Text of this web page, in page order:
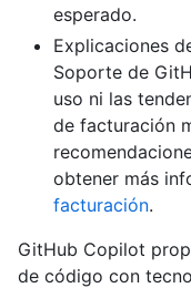
esperado.
Explicaciones
Soporte de
uso ni las
de facturación
obtener más
facturación.
GitHub Copilot
de código con